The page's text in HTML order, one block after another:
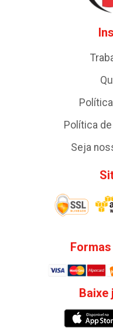
Política
Seja
Baixe